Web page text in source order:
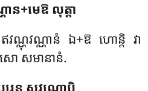
ន+មេឱ លុត្តា
វណ្ណុវណ្ណានំ ឯ+ឱ ហោន្តិ វា
សោ សមានានំ.
េន សវណ្ណោបិ